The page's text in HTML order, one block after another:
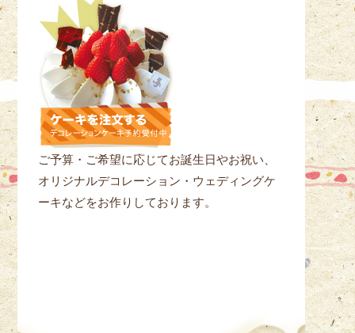
ご予算・ご希望に応じてお誕生日やお祝い、
オリジナルデコレーション・ウェディングケ
ーキなどをお作りしております。